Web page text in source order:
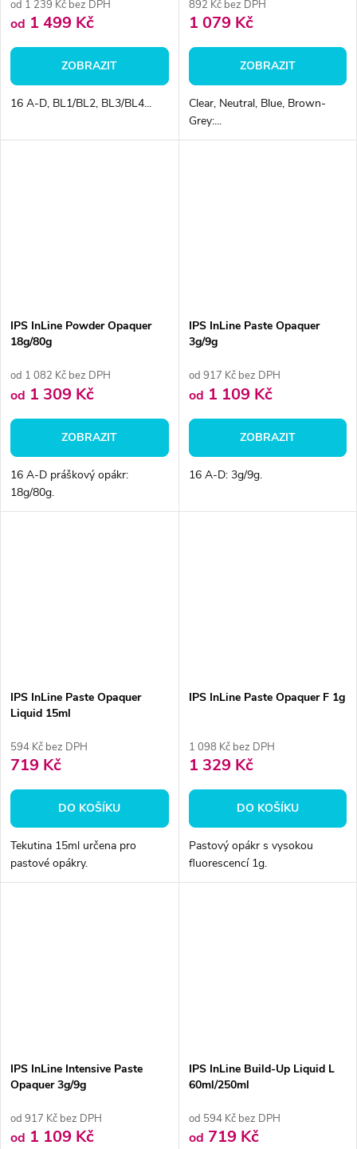
od 1 239 Kč bez DPH
od 1 499 Kč
ZOBRAZIT
16 A-D, BL1/BL2, BL3/BL4...
892 Kč bez DPH
1 079 Kč
ZOBRAZIT
Clear, Neutral, Blue, Brown-
Grey:...
IPS InLine Powder Opaquer
18g/80g
od 1 082 Kč bez DPH
od 1 309 Kč
ZOBRAZIT
16 A-D práškový opákr:
18g/80g.
IPS InLine Paste Opaquer
3g/9g
od 917 Kč bez DPH
od 1 109 Kč
ZOBRAZIT
16 A-D: 3g/9g.
IPS InLine Paste Opaquer
Liquid 15ml
594 Kč bez DPH
719 Kč
DO KOŠÍKU
Tekutina 15ml určena pro
pastové opákry.
IPS InLine Paste Opaquer F 1g
1 098 Kč bez DPH
1 329 Kč
DO KOŠÍKU
Pastový opákr s vysokou
fluorescencí 1g.
IPS InLine Intensive Paste
Opaquer 3g/9g
od 917 Kč bez DPH
od 1 109 Kč
IPS InLine Build-Up Liquid L
60ml/250ml
od 594 Kč bez DPH
od 719 Kč